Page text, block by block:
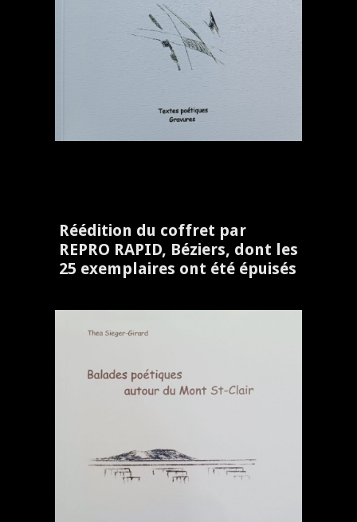
Réédition du coffret par
REPRO RAPID, Béziers, dont les
25 exemplaires ont été épuisés